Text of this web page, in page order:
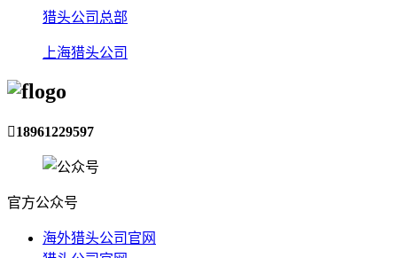
猎头公司总部
上海猎头公司
18961229597
官方公众号
海外猎头公司官网